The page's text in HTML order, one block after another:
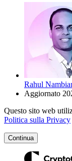
Rahul
Aggiornato
Questo sito web
Politica sulla Privacy
Continua